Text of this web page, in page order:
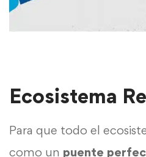
Ecosistema
Para que todo el
como un puente